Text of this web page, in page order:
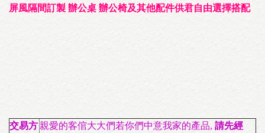
屏風隔間訂製 辦公桌 辦公椅及其他配件供君自由選擇搭配
交易方 親愛的客倌大大們若你們中意我家的產品, 請先經